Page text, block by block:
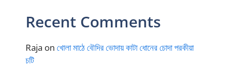
Recent Comments
Raja on খোলা মাঠে বৌদির ভোদায় কাটা ধোনের চোদা পরকীয়া
চটি